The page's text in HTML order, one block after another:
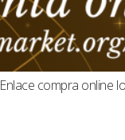
Enlace compra online